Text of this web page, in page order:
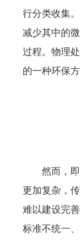
行分类收集
减少其中的
过程。物理
的一种环保
然而，即便
更加复杂，
难以建设完
标准不统一